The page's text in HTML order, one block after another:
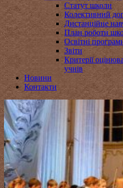
Статут школи
Колективний
Дистанційне
План роботи
Освітні
Звіти
Критерії
учнів
Новини
Контакти